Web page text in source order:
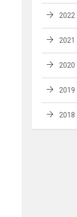
2022
2021
2020
2019
2018